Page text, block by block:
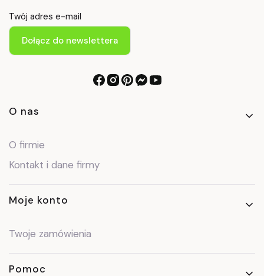
Twój adres e-mail
Dołącz do newslettera
Linki w stopce
O nas
O firmie
Kontakt i dane firmy
Moje konto
Twoje zamówienia
Pomoc